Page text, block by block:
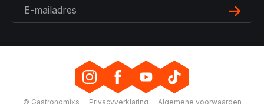
© Gastronomixs Privacyverklaring Algemene voorwaarden